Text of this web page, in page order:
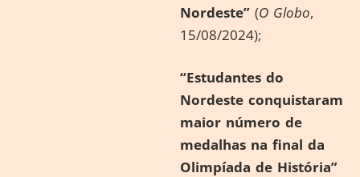
Nordeste” (O Globo,
15/08/2024);
“Estudantes do
Nordeste conquistaram
maior número de
medalhas na final da
Olimpíada de História”